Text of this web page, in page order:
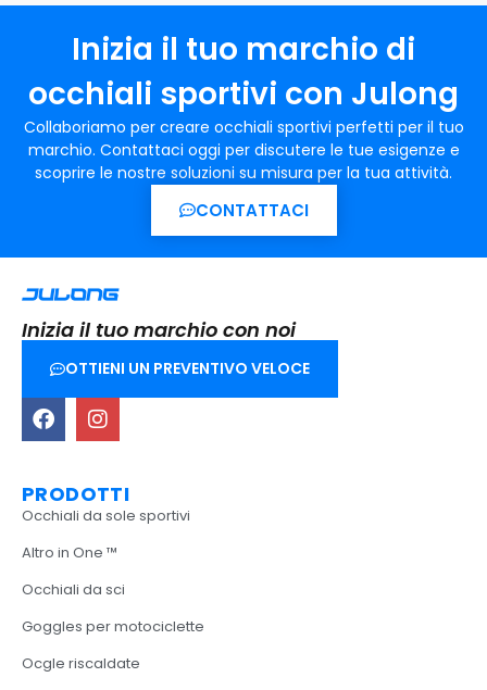
Inizia il tuo marchio di
occhiali sportivi con Julong
Collaboriamo per creare occhiali sportivi perfetti per il tuo
marchio. Contattaci oggi per discutere le tue esigenze e
scoprire le nostre soluzioni su misura per la tua attività.
CONTATTACI
Inizia il tuo marchio con noi
OTTIENI UN PREVENTIVO VELOCE
PRODOTTI
Occhiali da sole sportivi
Altro in One ™
Occhiali da sci
Goggles per motociclette
Ocgle riscaldate